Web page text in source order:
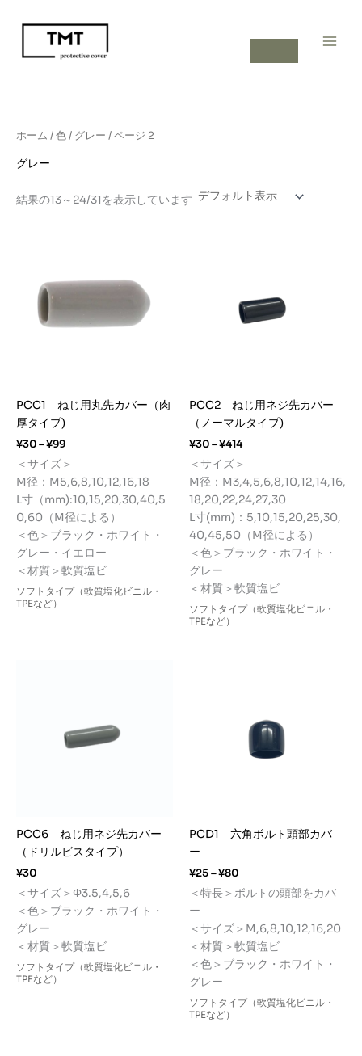
ホーム / 色 / グレー / ページ 2
グレー
結果の13～24/31を表示しています
PCC1 ねじ用丸先カバー（肉
厚タイプ)
¥30–¥99価
帯:
¥30
–
¥99
＜サイズ＞
M径：M5,6,8,10,12,16,18
L寸（mm):10,15,20,30,40,5
0,60（M径による）
＜色＞ブラック・ホワイト・
グレー・イエロー
＜材質＞軟質塩ビ
ソフトタイプ（軟質塩化ビニル・
TPEなど）
PCC2 ねじ用ネジ先カバー
（ノーマルタイプ)
¥30–¥414価
帯:
¥30
–
¥414
＜サイズ＞
M径：M3,4,5,6,8,10,12,14,16,
18,20,22,24,27,30
L寸(mm)：5,10,15,20,25,30,
40,45,50（M径による）
＜色＞ブラック・ホワイト・
グレー
＜材質＞軟質塩ビ
ソフトタイプ（軟質塩化ビニル・
TPEなど）
PCC6 ねじ用ネジ先カバー
（ドリルビスタイプ）
¥30
＜サイズ＞Φ3.5,4,5,6
＜色＞ブラック・ホワイト・
グレー
＜材質＞軟質塩ビ
ソフトタイプ（軟質塩化ビニル・
TPEなど）
PCD1 六角ボルト頭部カバ
ー
¥25–¥80価
格
帯:
–
¥80
＜特長＞ボルトの頭部をカバ
ー
＜サイズ＞M,6,8,10,12,16,20
＜材質＞軟質塩ビ
＜色＞ブラック・ホワイト・
グレー
ソフトタイプ（軟質塩化ビニル・
TPEなど）